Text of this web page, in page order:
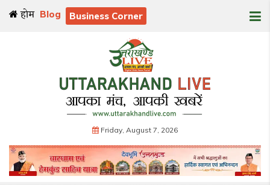
होम Blog Business Corner
Friday, August 7, 2026